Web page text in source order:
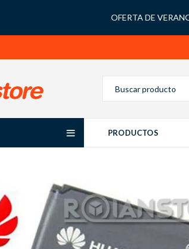
OFERTA DE
PRODUCTOS